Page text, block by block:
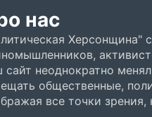
нас
Херсонщина"
сайт неоднократно
общественные,
все точки